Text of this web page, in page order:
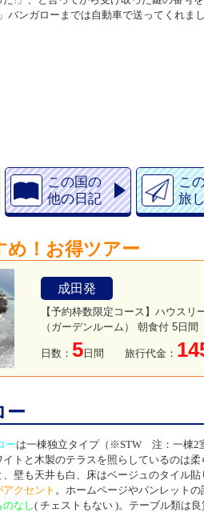
バンガローまでは自動車で送ってくれま
この国の
他の日記
こ
旅
め！お得ツアー
成田発
【予約枠数限定コース】ハウス
（ガーデンルーム） 朝食付 5日間
日数： 5 日間 旅行代金：
ー
ーは一棟独立タイプ（※STW 注：一棟2
トと木製のテラスを照らしているのは柔
壁も天井も白、床はベージュのタイル貼
クセント 。ホームページやパンレットの
なし( チェストもない )。テーブル類は